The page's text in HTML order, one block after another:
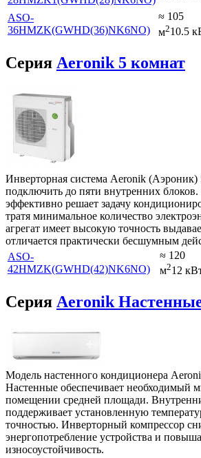
ASO-
36HMZK(GWHD(36)NK6NO)
≈ 105
м210.5
Серия Aeronik 5 комнат
Инверторная система Aeronik (Аэроник)
подключить до пяти внутренних блоков.
эффективно решает задачу
тратя минимальное количество
агрегат имеет высокую точность
отличается практически бесшумным
ASO-
42HMZK(GWHD(42)NK6NO)
≈ 120
м212
Серия Aeronik
Модель настенного кондиционера
Настенные обеспечивает необходимый
помещении средней площади.
поддерживает установленную
точностью. Инверторный компрессор
энергопотребление устройства и
износоустойчивость.